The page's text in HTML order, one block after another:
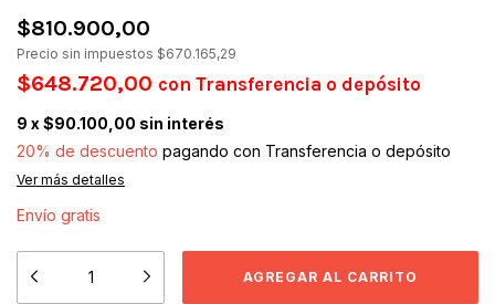
$810.900,00
Precio sin impuestos $670.165,29
$648.720,00 con Transferencia o depósito
9 x$90.100,00 sin interés
20% de descuento pagando con Transferencia o depósito
Ver más detalles
Envío gratis